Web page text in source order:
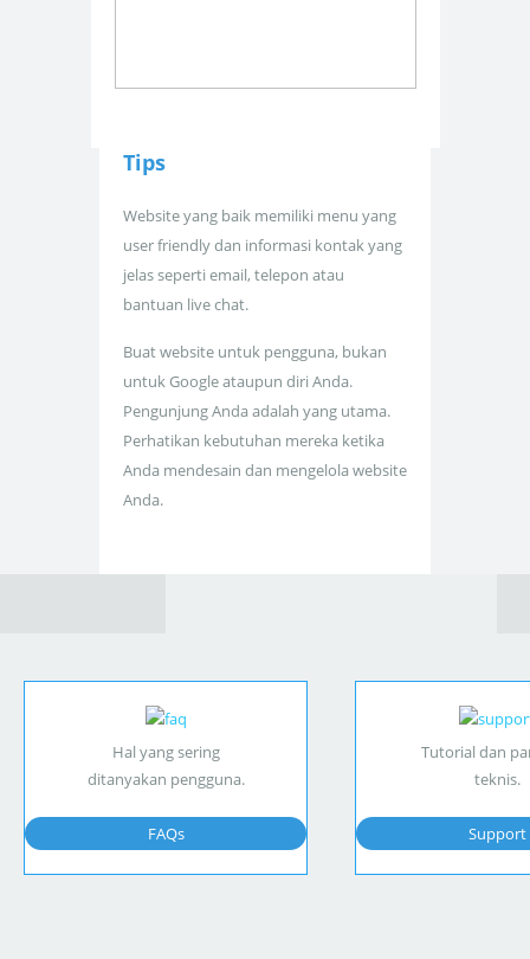
Tips
Website yang baik memiliki menu yang
user friendly dan informasi kontak yang
jelas seperti email, telepon atau
bantuan live chat.
Buat website untuk pengguna, bukan
untuk Google ataupun diri Anda.
Pengunjung Anda adalah yang utama.
Perhatikan kebutuhan mereka ketika
Anda mendesain dan mengelola website
Anda.
Hal yang sering
ditanyakan pengguna.
FAQs
Tutorial dan
teknis.
Support